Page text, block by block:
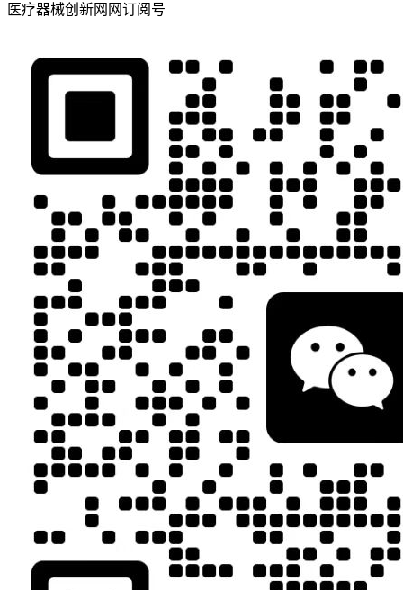
医疗器械创新网网订阅号